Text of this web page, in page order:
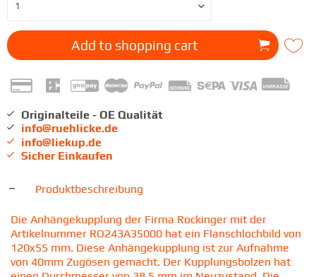
Add to shopping cart
Originalteile - OE Qualität
info@ruehlicke.de
info@liekup.de
Sicher Einkaufen
Produktbeschreibung
Die Anhängekupplung der Firma Rockinger mit der
Artikelnummer RO243A35000 hat ein Flanschlochbild von
120x55 mm. Diese Anhängekupplung ist zur Aufnahme
von 40mm Zugösen gemacht. Der Kupplungsbolzen hat